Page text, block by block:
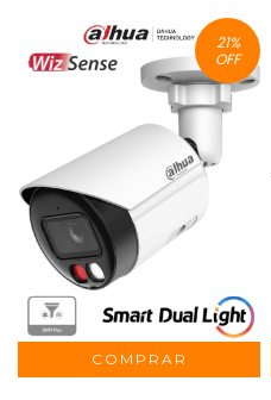
Visible/ Metal/ Ranura
MicroSD/ WDR 120dB/ SMD
Plus/ PoE #FULLC #IMD
21%
OFF